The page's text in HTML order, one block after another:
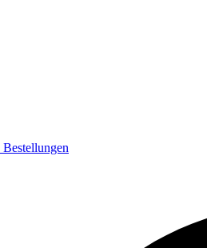
Bestellungen